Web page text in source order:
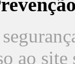
ao